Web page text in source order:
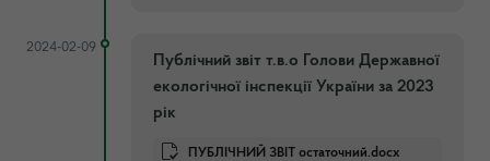
2024-02-09
Публічний звіт т.в.о Голови Державної
екологічної інспекції України за 2023
рік
ПУБЛІЧНИЙ ЗВІТ остаточний.docx